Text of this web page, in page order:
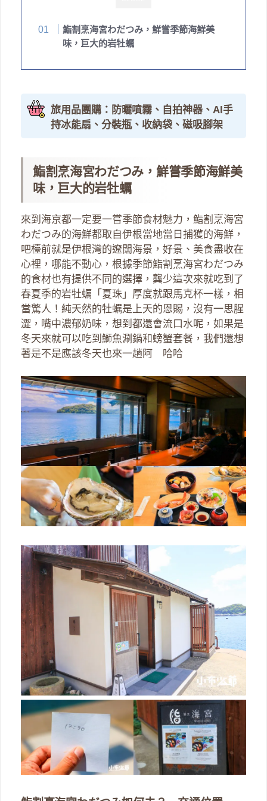
鮨割烹海宮わだつみ，鮮嘗季節海鮮美
味，巨大的岩牡蠣
旅用品團購：防曬噴霧、自拍神器、AI手
持冰能扇、分裝瓶、收納袋、磁吸腳架
鮨割烹海宮わだつみ，鮮嘗季節海鮮美
味，巨大的岩牡蠣
來到海京都一定要一嘗季節食材魅力，鮨割烹海宮
わだつみ的海鮮都取自伊根當地當日捕獲的海鮮，
吧檯前就是伊根灣的遼闊海景，好景、美食盡收在
心裡，哪能不動心，根據季節鮨割烹海宮わだつみ
的食材也有提供不同的選擇，龔少這次來就吃到了
春夏季的岩牡蠣「夏珠」厚度就跟馬克杯一樣，相
當驚人！純天然的牡蠣是上天的恩賜，沒有一思腥
澀，嘴中濃郁奶味，想到都還會流口水呢，如果是
冬天來就可以吃到鰤魚涮鍋和螃蟹套餐，我們還想
著是不是應該冬天也來一趟阿 哈哈